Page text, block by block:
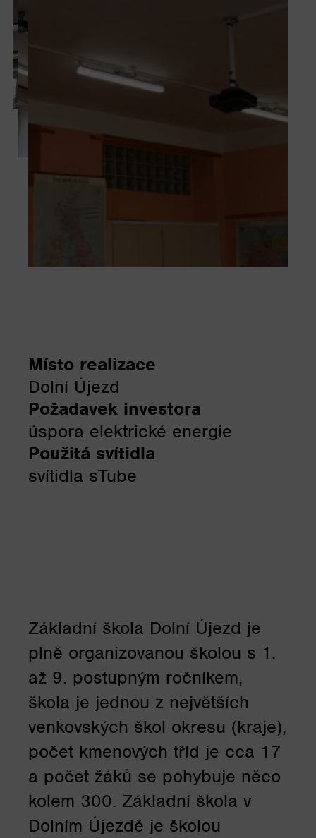
Místo realizace
Dolní Újezd
Požadavek investora
úspora elektrické energie
Použitá svítidla
svítidla sTube
Základní škola Dolní Újezd je
plně organizovanou školou s 1.
až 9. postupným ročníkem,
škola je jednou z největších
venkovských škol okresu (kraje),
počet kmenových tříd je cca 17
a počet žáků se pohybuje něco
kolem 300. Základní škola v
Dolním Újezdě je školou